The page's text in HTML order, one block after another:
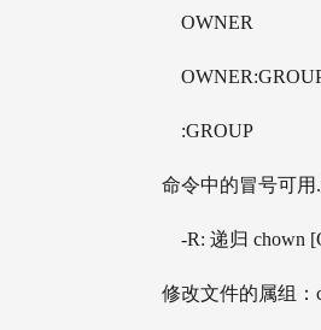
OWNER
:GROUP
命令中的冒号可用.
-R: 递归 chown
修改文件的属组：